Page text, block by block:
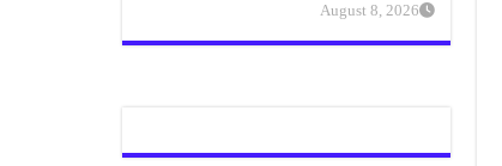
August 8, 2026